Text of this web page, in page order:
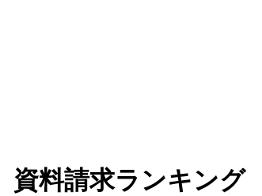
資料請求ランキング